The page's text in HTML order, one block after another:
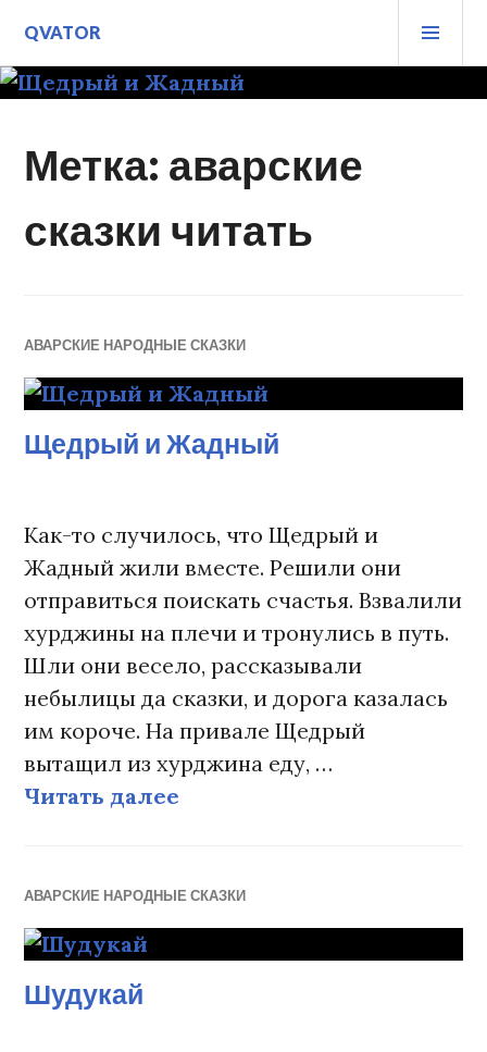
содержимому
QVATOR
Метка: аварские
сказки читать
АВАРСКИЕ НАРОДНЫЕ СКАЗКИ
Щедрый и Жадный
Как-то случилось, что Щедрый и
Жадный жили вместе. Решили они
отправиться поискать счастья. Взвалили
хурджины на плечи и тронулись в путь.
Шли они весело, рассказывали
небылицы да сказки, и дорога казалась
им короче. На привале Щедрый
вытащил из хурджина еду, …
Читать далее
АВАРСКИЕ НАРОДНЫЕ СКАЗКИ
Шудукай